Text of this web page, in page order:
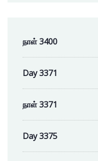
நாள் 3400
Day 3371
நாள் 3371
Day 3375